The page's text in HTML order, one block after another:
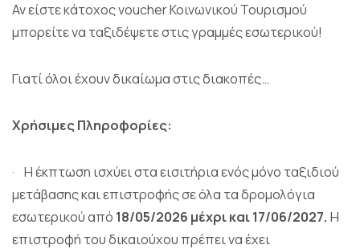
Αν είστε κάτοχος voucher Κοινωνικού Τουρισμού
μπορείτε να ταξιδέψετε στις γραμμές εσωτερικού!
Γιατί όλοι έχουν δικαίωμα στις διακοπές…
Χρήσιμες Πληροφορίες:
· Η έκπτωση ισχύει στα εισιτήρια ενός μόνο ταξιδιού
μετάβασης και επιστροφής σε όλα τα δρομολόγια
εσωτερικού από 18/05/2026 μέχρι και 17/06/2027. Η
επιστροφή του δικαιούχου πρέπει να έχει